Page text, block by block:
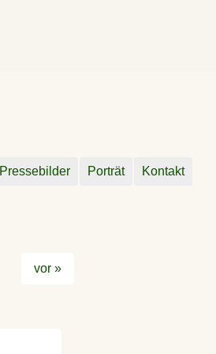
Pressebilder Porträt Kontakt
vor »